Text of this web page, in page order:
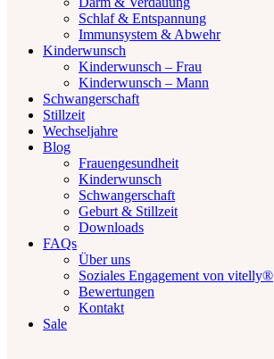
Schlaf & Entspannung
Immunsystem & Abwehr
Kinderwunsch
Kinderwunsch – Frau
Kinderwunsch – Mann
Schwangerschaft
Stillzeit
Wechseljahre
Blog
Frauengesundheit
Kinderwunsch
Schwangerschaft
Geburt & Stillzeit
Downloads
FAQs
Über uns
Soziales Engagement von vitelly®
Bewertungen
Kontakt
Sale